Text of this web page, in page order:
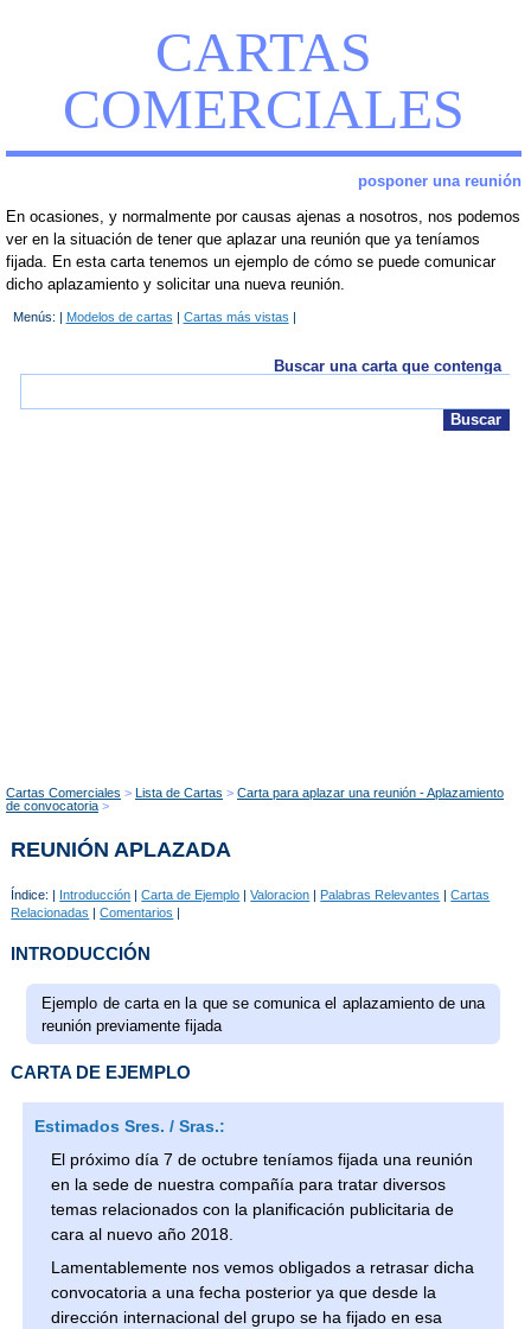
CARTAS
COMERCIALES
posponer una reunión
En ocasiones, y normalmente por causas ajenas a nosotros, nos podemos
ver en la situación de tener que aplazar una reunión que ya teníamos
fijada. En esta carta tenemos un ejemplo de cómo se puede comunicar
dicho aplazamiento y solicitar una nueva reunión.
Menús: | Modelos de cartas Cartas más vistas
Buscar una carta que contenga
Cartas Comerciales Lista de Cartas
Carta para aplazar una reunión - Aplazamiento
de convocatoria
REUNIÓN APLAZADA
Índice: | Introducción |Carta de Ejemplo |Valoracion | Palabras Relevantes |Cartas
Relacionadas |Comentarios |
INTRODUCCIÓN
Ejemplo de carta en la que se comunica el aplazamiento de una
reunión previamente fijada
CARTA DE EJEMPLO
Estimados Sres. / Sras.:
El próximo día 7 de octubre teníamos fijada una reunión
en la sede de nuestra compañía para tratar diversos
temas relacionados con la planificación publicitaria de
cara al nuevo año 2018.
Lamentablemente nos vemos obligados a retrasar dicha
convocatoria a una fecha posterior ya que desde la
dirección internacional del grupo se ha fijado en esa